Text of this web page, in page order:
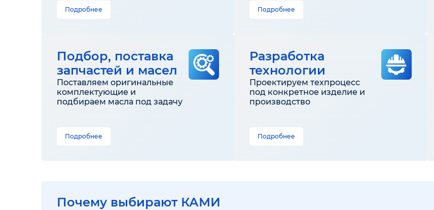
Подробнее Подробнее
Подбор, поставка
запчастей и масел
Поставляем оригинальные
комплектующие и
подбираем масла под задачу
Подробнее
Разработка
технологии
Проектируем техпроцесс
под конкретное изделие и
производство
Подробнее
Почему выбирают КАМИ